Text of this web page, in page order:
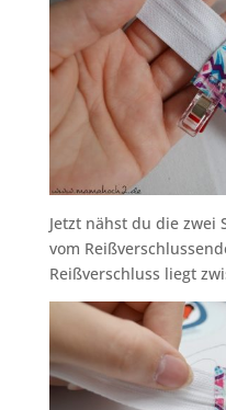
Jetzt nähst du die zwei
vom
Reißverschluss liegt